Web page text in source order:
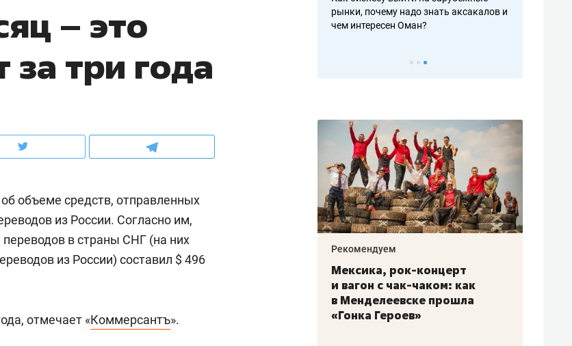
– это
за три года
объеме средств, отправленных
из России. Согласно им,
в страны СНГ (на них
из России) составил $ 496
отмечает «Коммерсантъ».
и чудных запросах мастеров
рынки, почему надо знать аксакалов и
чем интересен Оман?
и Face
какой будет
Рекомендуем
Опыт выживания в дикой
состоянием как основа
антихрупких команд
Рекомендуем
Мексика, рок-концерт
и вагон с чак-чаком: как
в Менделеевске прошла
«Гонка Героев»